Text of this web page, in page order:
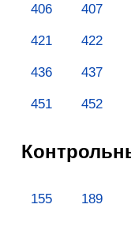
406 407
421 422
436 437
451 452
155 189